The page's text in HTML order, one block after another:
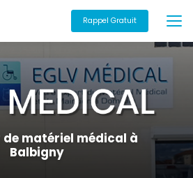
Rappel Gratuit
de matériel médical à
Balbigny